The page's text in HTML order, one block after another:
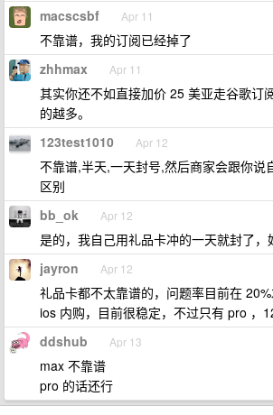
macscsbf Apr 11
不靠谱，我的订阅已经掉了
zhhmax Apr 11
其实你还不如直接加价 25 美亚走谷歌订
的越多。
123test1010 Apr 12
不靠谱,半天,一天封号,然后商家会跟你说
区别
bb_ok Apr 12
是的，我自己用礼品卡冲的一天就封了
jayron Apr 12
礼品卡都不太靠谱的，问题率目前在
ios 内购，目前很稳定，不过只有 pro ，
ddshub Apr 13
max 不靠谱
pro 的话还行